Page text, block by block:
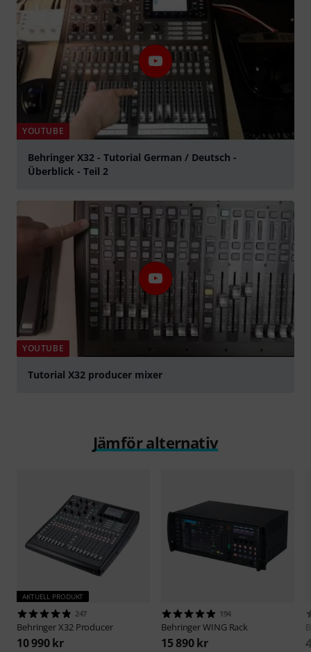
YOUTUBE
Behringer X32 - Tutorial German / Deutsch -
Überblick - Teil 2
YOUTUBE
Tutorial X32 producer mixer
Jämför alternativ
AKTUELL PRODUKT
247
BehringerX32 Producer
10 990 kr
194
BehringerWING Rack
15 890 kr